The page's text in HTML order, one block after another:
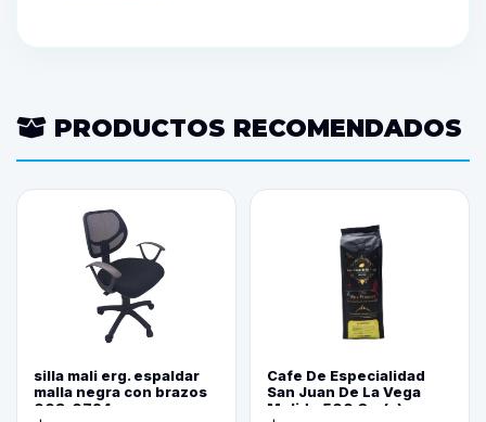
PRODUCTOS RECOMENDADOS
silla mali erg. espaldar
malla negra con brazos
003-0794
Cafe De Especialidad
San Juan De La Vega
Molido 500 Grs(=)